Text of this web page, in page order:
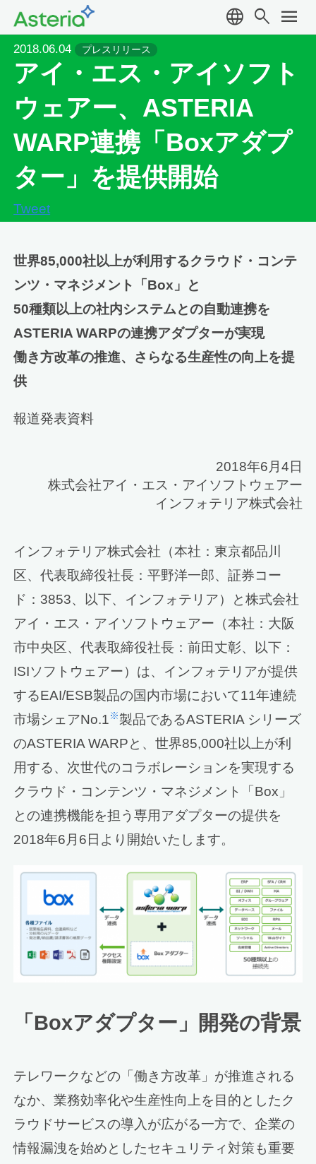
language search menu
2018.06.04 プレスリリース
アイ・エス・アイソフト
ウェアー、ASTERIA
WARP連携「Boxアダプ
ター」を提供開始
Tweet
世界85,000社以上が利用するクラウド・コンテ
ンツ・マネジメント「Box」と
50種類以上の社内システムとの自動連携を
ASTERIA WARPの連携アダプターが実現
働き方改革の推進、さらなる生産性の向上を提
供
報道発表資料
2018年6月4日
株式会社アイ・エス・アイソフトウェアー
インフォテリア株式会社
インフォテリア株式会社（本社：東京都品川
区、代表取締役社長：平野洋一郎、証券コー
ド：3853、以下、インフォテリア）と株式会社
アイ・エス・アイソフトウェアー（本社：大阪
市中央区、代表取締役社長：前田丈彰、以下：
ISIソフトウェアー）は、インフォテリアが提供
するEAI/ESB製品の国内市場において11年連続
市場シェアNo.1※製品であるASTERIA シリーズ
のASTERIA WARPと、世界85,000社以上が利
用する、次世代のコラボレーションを実現する
クラウド・コンテンツ・マネジメント「Box」
との連携機能を担う専用アダプターの提供を
2018年6月6日より開始いたします。
「Boxアダプター」開発の背景
テレワークなどの「働き方改革」が推進される
なか、業務効率化や生産性向上を目的としたク
ラウドサービスの導入が広がる一方で、企業の
情報漏洩を始めとしたセキュリティ対策も重要